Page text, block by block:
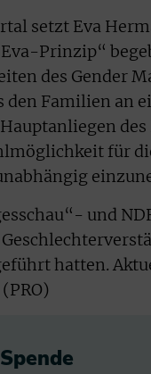
setzt Eva
Prinzip“
des Gender
den Familien an
für
und
hatten.